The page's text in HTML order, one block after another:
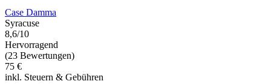
Case Damma
Syracuse
8,6/10
Hervorragend
(23 Bewertungen)
75 €
inkl. Steuern & Gebühren